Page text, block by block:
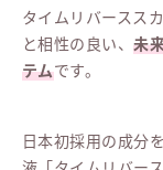
タイムリバースス
と相性の良い、未
テムです。
日本初採用の成分